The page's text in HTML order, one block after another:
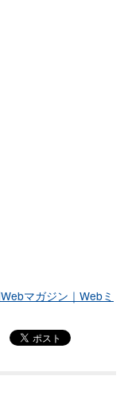
Webマガジン｜Webミ